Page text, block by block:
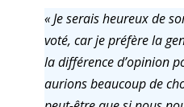
« Je serais heureux de
voté, car je préfère la
la différence d’opinion
aurions beaucoup de